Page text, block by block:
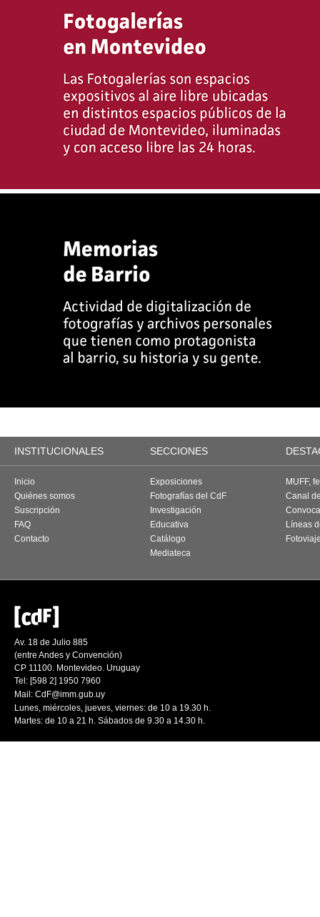
INSTITUCIONALES SECCIONES
Inicio
Quiénes somos
Suscripción
FAQ
Contacto
Exposiciones
Fotografías del CdF
Investigación
Educativa
Catálogo
Mediateca
MUFF,
Canal
Líneas
Av. 18 de Julio 885
(entre Andes y Convención)
CP 11100. Montevideo. Uruguay
Tel: [598 2] 1950 7960
Mail: CdF@imm.gub.uy
Lunes, miércoles, jueves, viernes: de 10 a 19.30 h.
Martes: de 10 a 21 h. Sábados de 9.30 a 14.30 h.